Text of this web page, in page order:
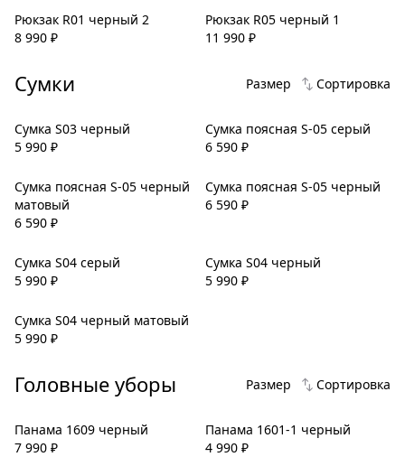
Рюкзак R01 черный 2
8 990 ₽
Рюкзак R05 черный 1
11 990 ₽
Сумки Размер Сортировка
Сумка S03 черный
5 990 ₽
Сумка поясная S-05 серый
6 590 ₽
Сумка поясная S-05 черный
матовый
6 590 ₽
Сумка поясная S-05 черный
6 590 ₽
Сумка S04 серый
5 990 ₽
Сумка S04 черный
5 990 ₽
Сумка S04 черный матовый
5 990 ₽
Головные уборы Размер Сортировка
Панама 1609 черный
7 990 ₽
Панама 1601-1 черный
4 990 ₽